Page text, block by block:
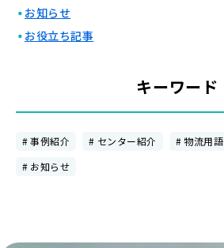
・ お知らせ
・ お役立ち記事
キーワード
事例紹介 センター紹介 物流用語
お知らせ